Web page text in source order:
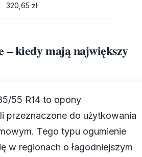
320,65 zł
– kiedy mają największy
55 R14 to opony
przeznaczone do użytkowania
Tego typu ogumienie
w regionach o łagodniejszym